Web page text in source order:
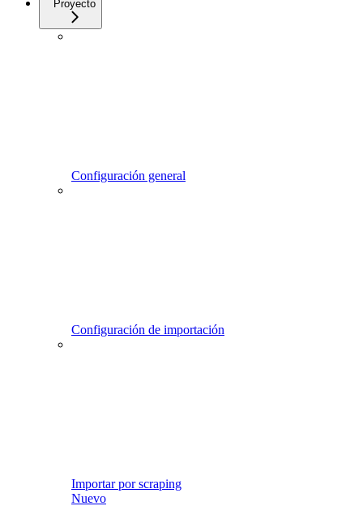
Proyecto
Configuración general
Configuración de importación
Importar por scraping
Nuevo